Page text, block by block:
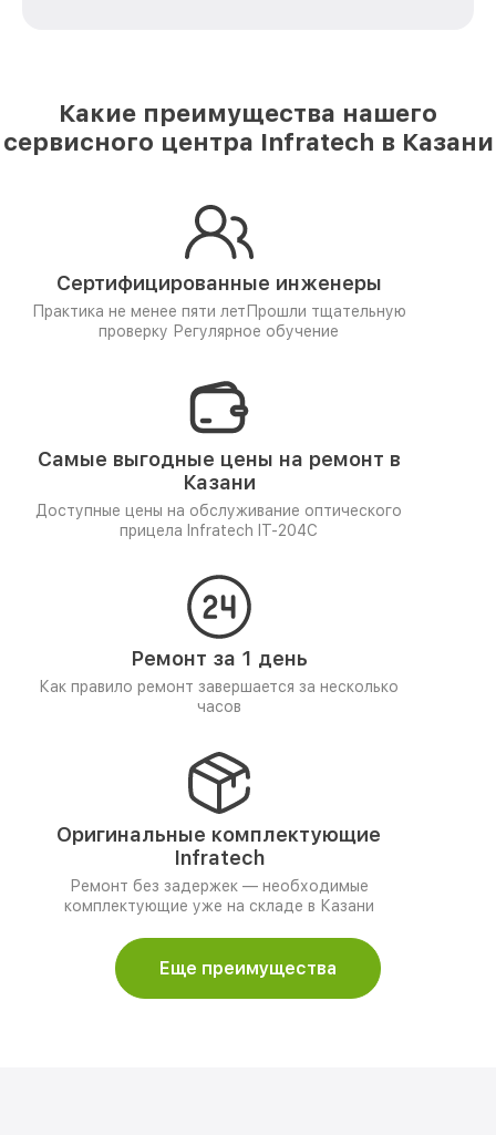
Какие преимущества нашего
сервисного центра Infratech в Казани
Сертифицированные инженеры
Практика не менее пяти лет Прошли тщательную
проверку Регулярное обучение
Самые выгодные цены на ремонт в
Казани
Доступные цены на обслуживание оптического
прицела Infratech IT-204C
Ремонт за 1 день
Как правило ремонт завершается за несколько
часов
Оригинальные комплектующие
Infratech
Ремонт без задержек — необходимые
комплектующие уже на складе в Казани
Еще преимущества